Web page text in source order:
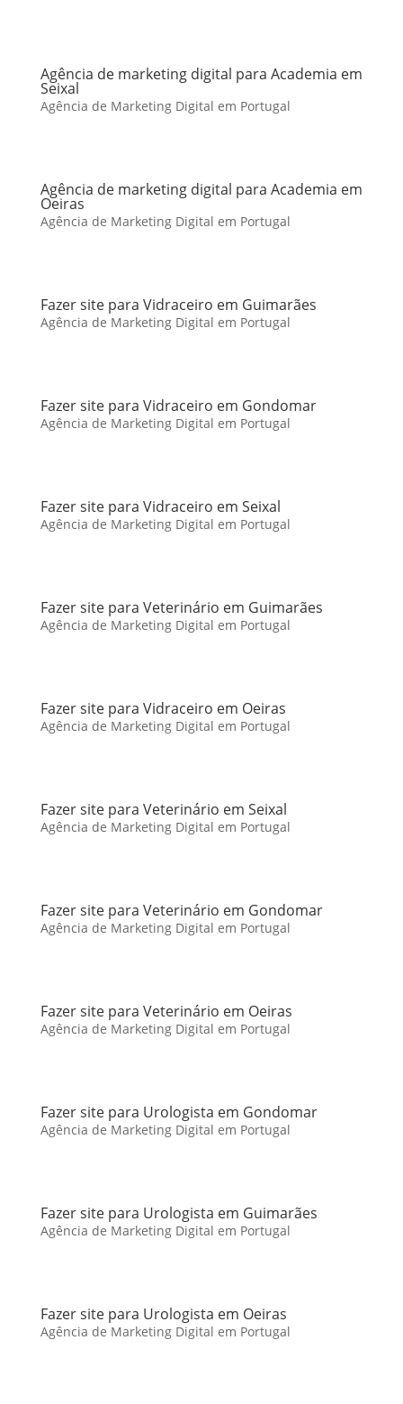
Agência de marketing digital para Academia em
Seixal
Agência de Marketing Digital em Portugal
Agência de marketing digital para Academia em
Oeiras
Agência de Marketing Digital em Portugal
Fazer site para Vidraceiro em Guimarães
Agência de Marketing Digital em Portugal
Fazer site para Vidraceiro em Gondomar
Agência de Marketing Digital em Portugal
Fazer site para Vidraceiro em Seixal
Agência de Marketing Digital em Portugal
Fazer site para Veterinário em Guimarães
Agência de Marketing Digital em Portugal
Fazer site para Vidraceiro em Oeiras
Agência de Marketing Digital em Portugal
Fazer site para Veterinário em Seixal
Agência de Marketing Digital em Portugal
Fazer site para Veterinário em Gondomar
Agência de Marketing Digital em Portugal
Fazer site para Veterinário em Oeiras
Agência de Marketing Digital em Portugal
Fazer site para Urologista em Gondomar
Agência de Marketing Digital em Portugal
Fazer site para Urologista em Guimarães
Agência de Marketing Digital em Portugal
Fazer site para Urologista em Oeiras
Agência de Marketing Digital em Portugal